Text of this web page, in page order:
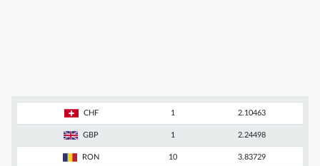
CHF 1 2.10463
GBP 1 2.24498
RON 10 3.83729